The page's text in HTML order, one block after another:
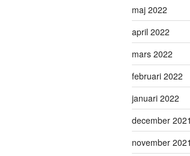
maj 2022
april 2022
mars 2022
februari 2022
januari 2022
december
november